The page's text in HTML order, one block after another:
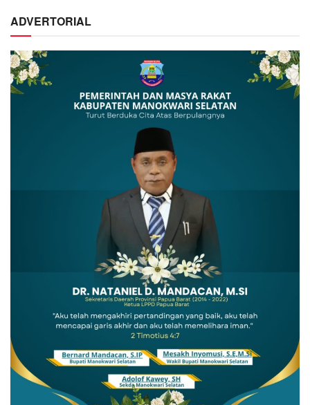
ADVERTORIAL